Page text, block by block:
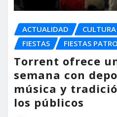
ACTUALIDAD CULTURA
FIESTAS
FIESTAS
Torrent ofrece
semana con
música y
los públicos